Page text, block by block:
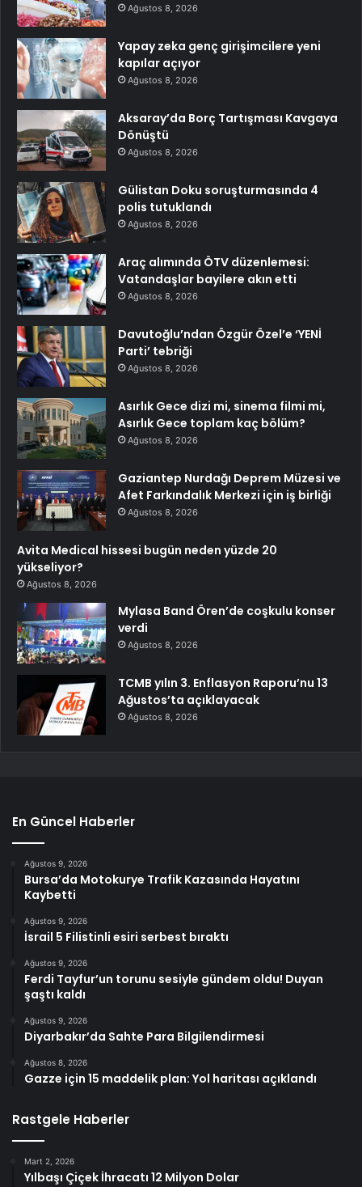
Ağustos 8, 2026
Yapay zeka genç girişimcilere yeni
kapılar açıyor
Ağustos 8, 2026
Aksaray’da Borç Tartışması Kavgaya
Dönüştü
Ağustos 8, 2026
Gülistan Doku soruşturmasında 4
polis tutuklandı
Ağustos 8, 2026
Araç alımında ÖTV düzenlemesi:
Vatandaşlar bayilere akın etti
Ağustos 8, 2026
Davutoğlu’ndan Özgür Özel’e ‘YENİ
Parti’ tebriği
Ağustos 8, 2026
Asırlık Gece dizi mi, sinema filmi mi,
Asırlık Gece toplam kaç bölüm?
Ağustos 8, 2026
Gaziantep Nurdağı Deprem Müzesi ve
Afet Farkındalık Merkezi için iş birliği
Ağustos 8, 2026
Avita Medical hissesi bugün neden yüzde 20
yükseliyor?
Ağustos 8, 2026
Mylasa Band Ören’de coşkulu konser
verdi
Ağustos 8, 2026
TCMB yılın 3. Enflasyon Raporu’nu 13
Ağustos’ta açıklayacak
Ağustos 8, 2026
En Güncel Haberler
Ağustos 9, 2026
Bursa’da Motokurye Trafik Kazasında Hayatını
Kaybetti
Ağustos 9, 2026
İsrail 5 Filistinli esiri serbest bıraktı
Ağustos 9, 2026
Ferdi Tayfur’un torunu sesiyle gündem oldu! Duyan
şaştı kaldı
Ağustos 9, 2026
Diyarbakır’da Sahte Para Bilgilendirmesi
Ağustos 8, 2026
Gazze için 15 maddelik plan: Yol haritası açıklandı
Rastgele Haberler
Mart 2, 2026
Yılbaşı Çiçek İhracatı 12 Milyon Dolar